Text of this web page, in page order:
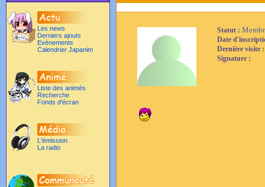
Les news
Derniers ajouts
Evènements
Calendrier Japanim
Liste des animés
Recherche
Fonds d'écran
L'émission
La radio
Statut :
Date
Dernière visite
Signature :